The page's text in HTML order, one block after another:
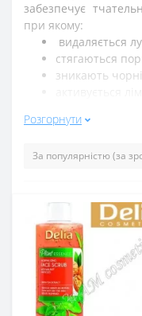
забезпечує
при якому:
видаляється
стягаються
зникають
сухому типі шкіри.
скарбірованія раз в
При жирному типі
2-3 рази на тиждень.
Правила
Розгорнути